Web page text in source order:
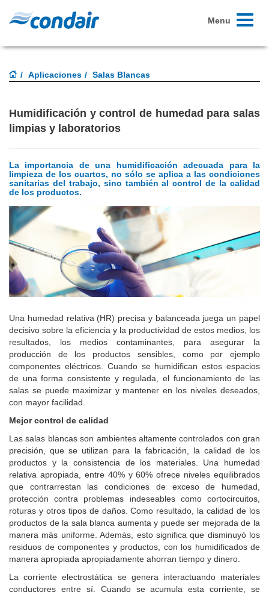
Toggle
Menu
Aplicaciones Salas Blancas
Humidificación y control de humedad para salas
limpias y laboratorios
La importancia de una humidificación adecuada para la
limpieza de los cuartos, no sólo se aplica a las condiciones
sanitarias del trabajo, sino también al control de la calidad
de los productos.
Una humedad relativa (HR) precisa y balanceada juega un papel
decisivo sobre la eficiencia y la productividad de estos medios, los
resultados, los medios contaminantes, para asegurar la
producción de los productos sensibles, como por ejemplo
componentes eléctricos. Cuando se humidifican estos espacios
de una forma consistente y regulada, el funcionamiento de las
salas se puede maximizar y mantener en los niveles deseados,
con mayor facilidad.
Mejor control de calidad
Las salas blancas son ambientes altamente controlados con gran
precisión, que se utilizan para la fabricación, la calidad de los
productos y la consistencia de los materiales. Una humedad
relativa apropiada, entre 40% y 60% ofrece niveles equilibrados
que contrarrestan las condiciones de exceso de humedad,
protección contra problemas indeseables como cortocircuitos,
roturas y otros tipos de daños.Como resultado, la calidad de los
productos de la sala blanca aumenta y puede ser mejorada de la
manera más uniforme.Además, esto significa que disminuyó los
residuos de componentes y productos, con los humidificados de
manera apropiada apropiadamente ahorran tiempo y dinero.
La corriente electrostática se genera interactuando materiales
conductores entre sí. Cuando se acumula esta corriente, se